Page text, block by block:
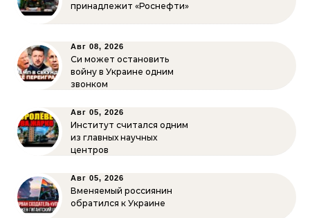
принадлежит «Роснефти»
Авг 08, 2026
Си может остановить
войну в Украине одним
звонком
Авг 05, 2026
Институт считался одним
из главных научных
центров
Авг 05, 2026
Вменяемый россиянин
обратился к Украине